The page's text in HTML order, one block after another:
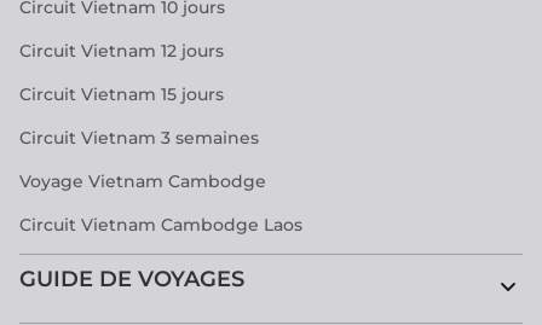
Circuit Vietnam 10 jours
Circuit Vietnam 12 jours
Circuit Vietnam 15 jours
Circuit Vietnam 3 semaines
Voyage Vietnam Cambodge
Circuit Vietnam Cambodge Laos
GUIDE DE VOYAGES